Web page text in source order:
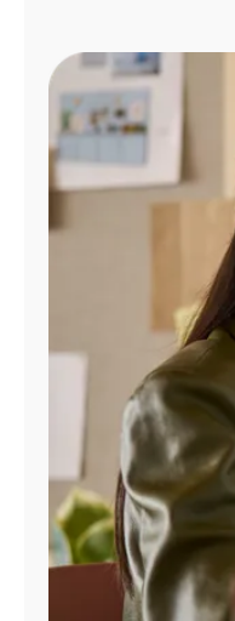
Administrar
cuenta
Encuentra
tienda